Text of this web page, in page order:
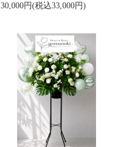
30,000円(税込33,000円)